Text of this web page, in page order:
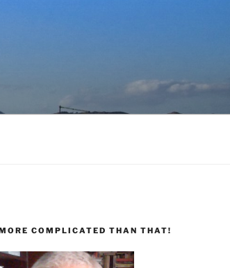
COMPLICATED THAN THAT!